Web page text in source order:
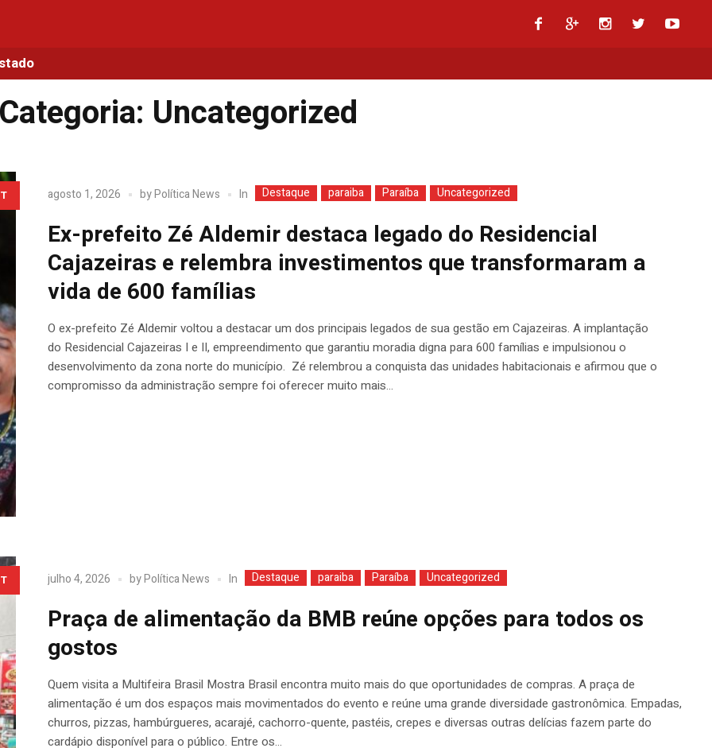
Uncategorized
agosto 1, 2026 byPolítica News In Destaque paraiba Paraíba Uncategorized
Ex-prefeito Zé Aldemir destaca legado do Residencial
Cajazeiras e relembra investimentos que transformaram a
vida de 600 famílias
O ex-prefeito Zé Aldemir voltou a destacar um dos principais legados de sua gestão em Cajazeiras. A implantação
do Residencial Cajazeiras I e II, empreendimento que garantiu moradia digna para 600 famílias e impulsionou o
desenvolvimento da zona norte do município. Zé relembrou a conquista das unidades habitacionais e afirmou que o
compromisso da administração sempre foi oferecer muito mais...
julho 4, 2026 byPolítica News In Destaque paraiba Paraíba Uncategorized
Praça de alimentação da BMB reúne opções para todos os
gostos
Quem visita a Multifeira Brasil Mostra Brasil encontra muito mais do que oportunidades de compras. A praça de
alimentação é um dos espaços mais movimentados do evento e reúne uma grande diversidade gastronômica. Empadas,
churros, pizzas, hambúrgueres, acarajé, cachorro-quente, pastéis, crepes e diversas outras delícias fazem parte do
cardápio disponível para o público. Entre os...